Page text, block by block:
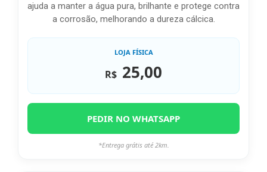
ajuda a manter a água pura, brilhante e protege contra
a corrosão, melhorando a dureza cálcica.
LOJA FÍSICA
R$ 25,00
PEDIR NO WHATSAPP
*Entrega grátis até 2km.